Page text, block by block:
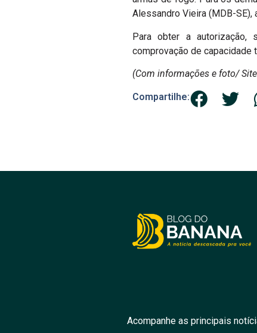
Alessandro Vieira (MDB-SE),
Para obter a autorização,
comprovação de capacidade
(Com informações e foto/
Compartilhe:
Acompanhe as principais